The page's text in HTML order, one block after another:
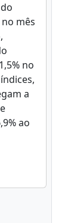
mês
no
a
ao